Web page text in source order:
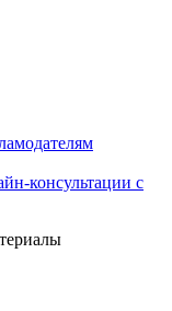
консультации с